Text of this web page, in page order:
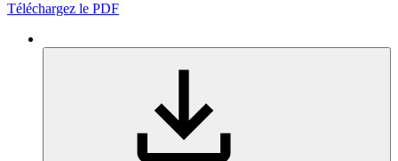
Téléchargez le PDF